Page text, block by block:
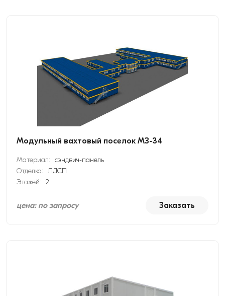
Модульный вахтовый поселок МЗ-34
Материал: сэндвич-панель
Отделка: ЛДСП
Этажей: 2
цена: по запросу Заказать